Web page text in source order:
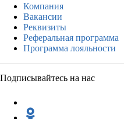
Компания
Вакансии
Реквизиты
Реферальная программа
Программа лояльности
Подписывайтесь на нас